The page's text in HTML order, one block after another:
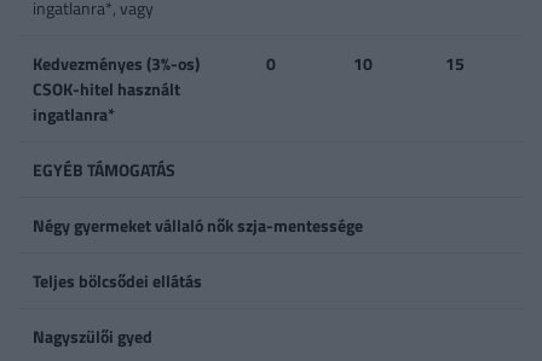
ingatlanra*, vagy
Kedvezményes (3%-os)
CSOK-hitel használt
ingatlanra*
0 10 15
EGYÉB TÁMOGATÁS
Négy gyermeket vállaló nők szja-mentessége
Teljes bölcsődei ellátás
Nagyszülői gyed